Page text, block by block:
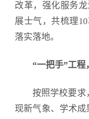
改革，强化服务
展士气，共梳理
落实落地。
“一把手”工程
按照学校要求
现新气象、学术成